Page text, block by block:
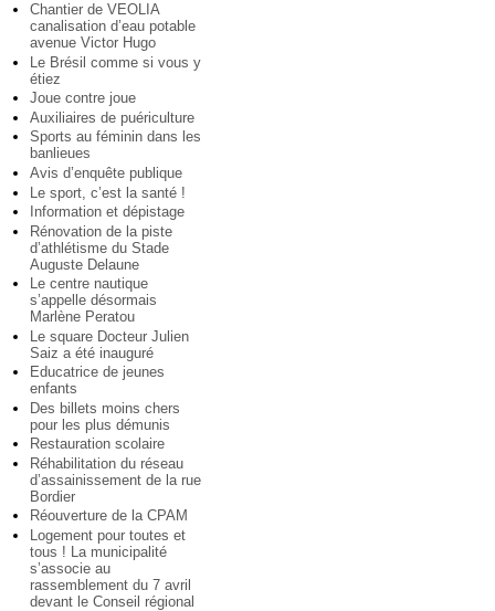
Chantier de VEOLIA
canalisation d’eau potable
avenue Victor Hugo
Le Brésil comme si vous y
étiez
Joue contre joue
Auxiliaires de puériculture
Sports au féminin dans les
banlieues
Avis d’enquête publique
Le sport, c’est la santé !
Information et dépistage
Rénovation de la piste
d’athlétisme du Stade
Auguste Delaune
Le centre nautique
s’appelle désormais
Marlène Peratou
Le square Docteur Julien
Saiz a été inauguré
Educatrice de jeunes
enfants
Des billets moins chers
pour les plus démunis
Restauration scolaire
Réhabilitation du réseau
d’assainissement de la rue
Bordier
Réouverture de la CPAM
Logement pour toutes et
tous ! La municipalité
s’associe au
rassemblement du 7 avril
devant le Conseil régional